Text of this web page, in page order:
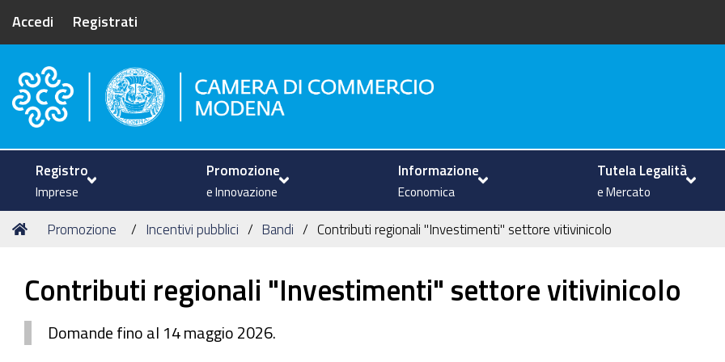
Accedi Registrati
Camera di Commercio di Modena
Registro
Imprese
Promozione
e Innovazione
Informazione
Economica
Tutela Legalità
e Mercato
Tu
Home
Promozione Incentivi pubblici Bandi Contributi regionali "Investimenti" settore vitivinicolo
Contributi regionali "Investimenti" settore vitivinicolo
Domande fino al 14 maggio 2026.